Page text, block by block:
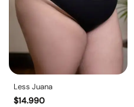
Less Juana
$14.990